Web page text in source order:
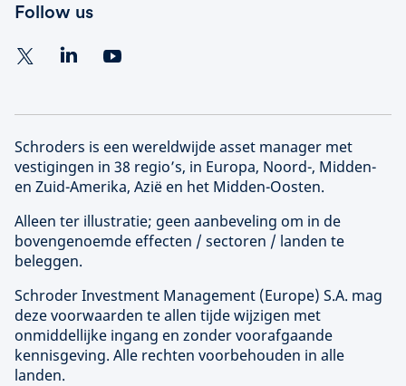
Follow us
Schroders is een wereldwijde asset manager met
vestigingen in 38 regio’s, in Europa, Noord-, Midden-
en Zuid-Amerika, Azië en het Midden-Oosten.
Alleen ter illustratie; geen aanbeveling om in de
bovengenoemde effecten / sectoren / landen te
beleggen.
Schroder Investment Management (Europe) S.A. mag
deze voorwaarden te allen tijde wijzigen met
onmiddellijke ingang en zonder voorafgaande
kennisgeving. Alle rechten voorbehouden in alle
landen.